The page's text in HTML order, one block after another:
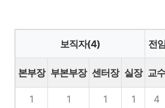
보직자(4) 전
본부장 부본부장 센터장 실장 교수
1
1 1 1 4